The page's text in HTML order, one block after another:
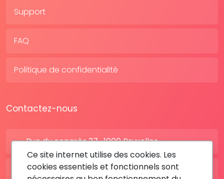
Support
FAQ
Politique de confidentialité
Contactez-nous
Rue du congrès 37 , 1000 Bruxelles
BE: +32 28080227
Ce site internet utilise des cookies. Les
cookies essentiels et fonctionnels sont